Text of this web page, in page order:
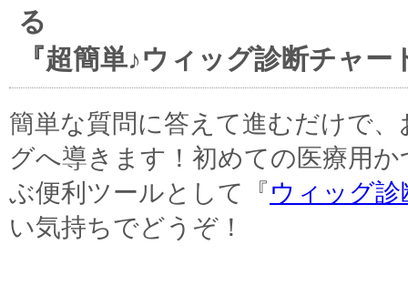
る
『超簡単♪ウィッグ診断チャー
簡単な質問に答えて進むだけで
グへ導きます！初めての医療用
ぶ便利ツールとして『ウィッグ
い気持ちでどうぞ！